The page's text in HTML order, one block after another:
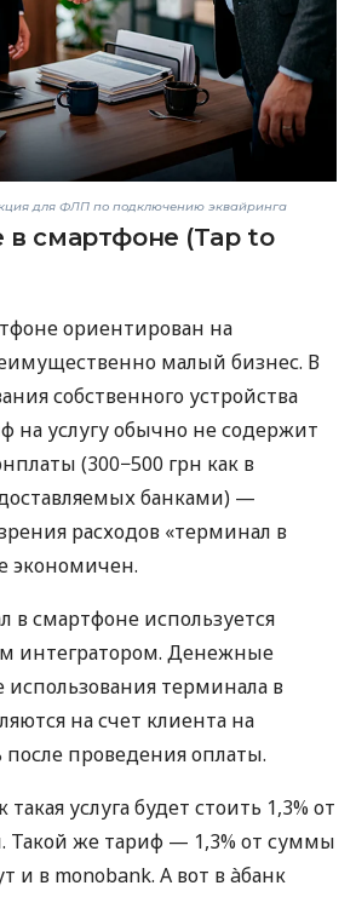
для ФЛП по подключению эквайринга
смартфоне (Tap to
ориентирован на
малый бизнес. В
собственного устройства
на услугу обычно не содержит
(300−500 грн как в
банками) —
расходов «терминал в
экономичен.
смартфоне используется
интегратором. Денежные
использования терминала в
на счет клиента на
проведения оплаты.
услуга будет стоить 1,3% от
же тариф — 1,3% от суммы
и в monobank. А вот в àбанк